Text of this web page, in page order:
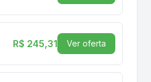
R$ 245,31 Ver oferta